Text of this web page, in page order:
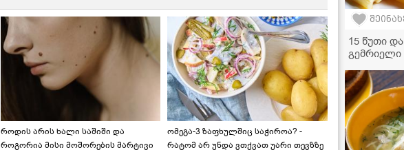
როდის არის ხალი საშიში და
როგორია მისი მოშორების მარტივი
ომეგა-3 ზაფხულშიც საჭიროა? -
რატომ არ უნდა ვთქვათ უარი თევზზე
15 წუთი
გემრიელი